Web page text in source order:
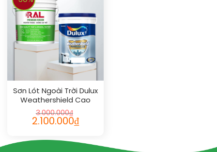
Sơn Lót Ngoài Trời Dulux
Weathershield Cao
Cấp 18L
3.000.000₫
2.100.000₫